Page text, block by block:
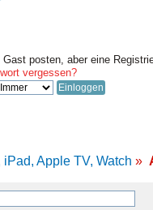
posten, aber eine
vergessen?
Apple TV, Watch »